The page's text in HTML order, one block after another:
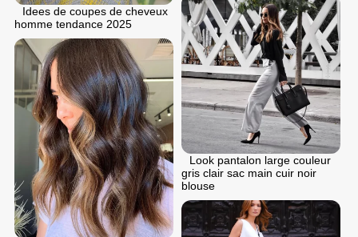
Idees de coupes de cheveux
homme tendance 2025
Look pantalon large couleur
gris clair sac main cuir noir
blouse